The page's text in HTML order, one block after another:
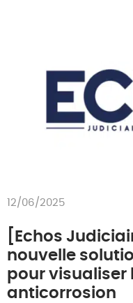
12/06/2025
[Echos
nouvelle
pour visualiser
anticorrosion